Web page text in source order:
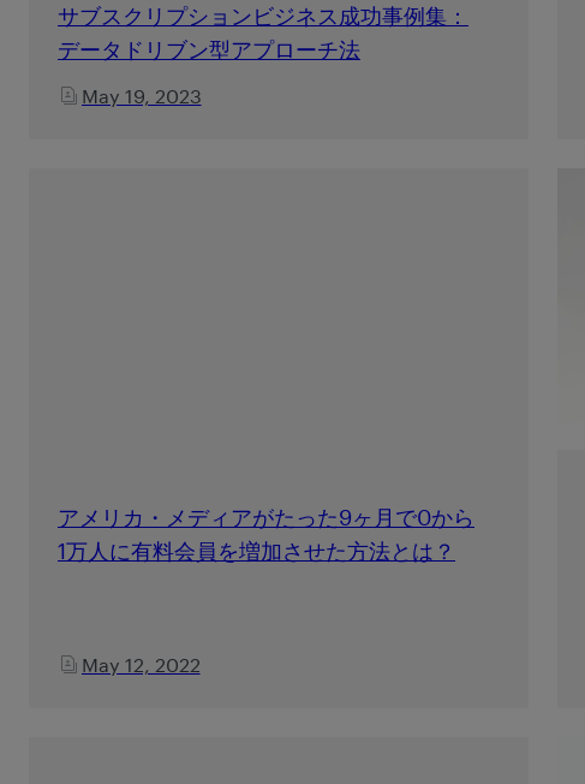
サブスクリプションビジネス成功事例集：
データドリブン型アプローチ法
May 19, 2023
アメリカ・メディアがたった9ヶ月で0から
1万人に有料会員を増加させた方法とは？
May 12, 2022